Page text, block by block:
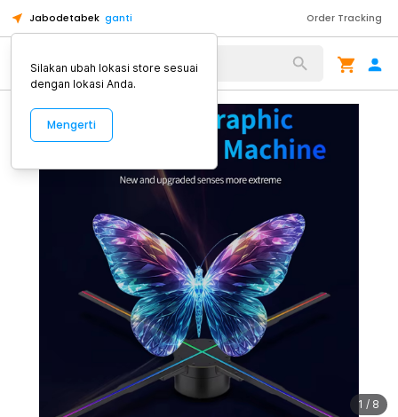
Jabodetabek ganti Order Tracking
Alat Kopi
1 / 8
Silakan ubah lokasi store sesuai
dengan lokasi Anda.
Mengerti